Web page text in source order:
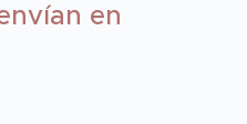
en